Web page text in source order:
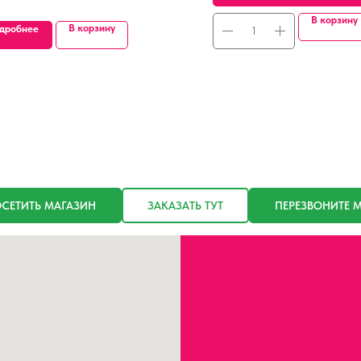
В корзину
В корзину
МАГАЗИН ЗАКАЗАТЬ ТУТ ПЕРЕЗВОНИТЕ